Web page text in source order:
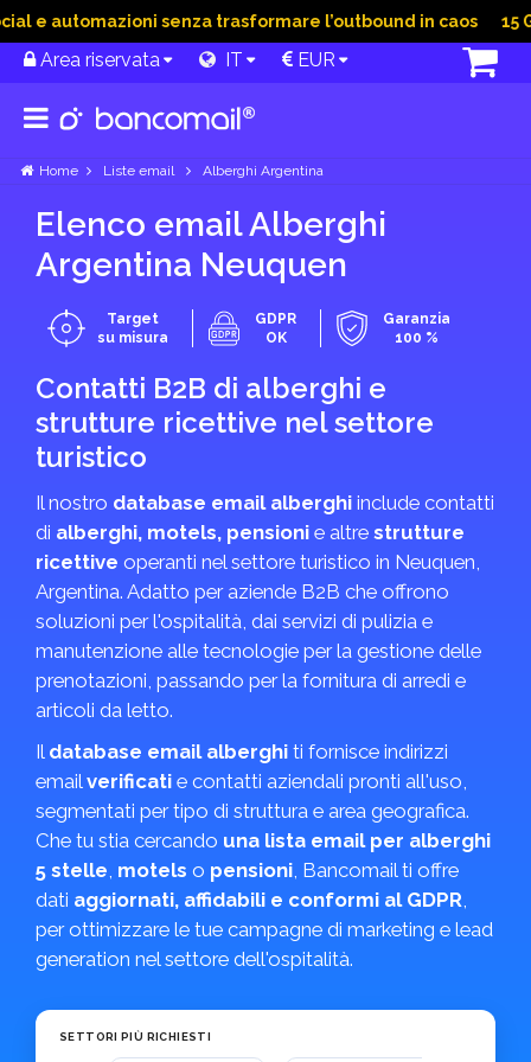
automazioni senza trasformare l’outbound in caos 15 Giu
Area riservata IT EUR
Home Liste email Alberghi Argentina
Elenco email Alberghi
Argentina Neuquen
Target
su misura
GDPR
OK
Garanzia
100 %
Contatti B2B di alberghi e
strutture ricettive nel settore
turistico
Il nostro database email alberghi include contatti
di alberghi, motels, pensioni e altre strutture
ricettive operanti nel settore turistico in Neuquen,
Argentina. Adatto per aziende B2B che offrono
soluzioni per l'ospitalità, dai servizi di pulizia e
manutenzione alle tecnologie per la gestione delle
prenotazioni, passando per la fornitura di arredi e
articoli da letto.
Il database email alberghi ti fornisce indirizzi
emailverificati e contatti aziendali pronti all'uso,
segmentati per tipo di struttura e area geografica.
Che tu stia cercando una lista email per alberghi
5 stelle, motels o pensioni, Bancomail ti offre
dati aggiornati, affidabili e conformi al GDPR,
per ottimizzare le tue campagne di marketing e lead
generation nel settore dell'ospitalità.
SETTORI PIÙ RICHIESTI